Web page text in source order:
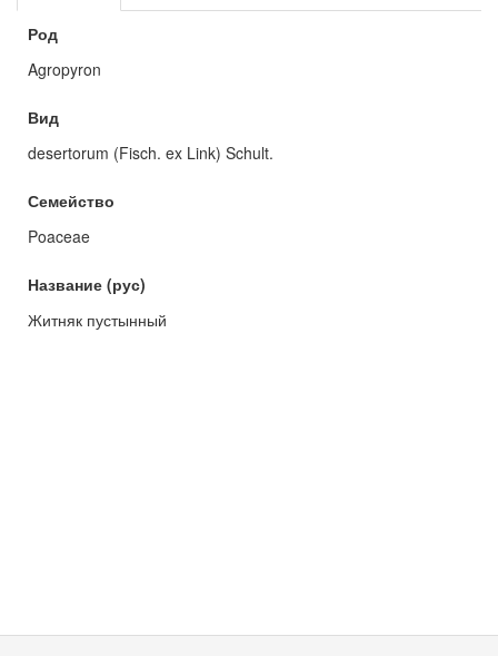
Род
Agropyron
Вид
desertorum (Fisch. ex Link) Schult.
Семейство
Poaceae
Название (рус)
Житняк пустынный